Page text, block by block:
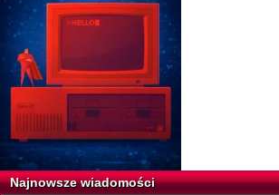
Najnowsze wiadomości